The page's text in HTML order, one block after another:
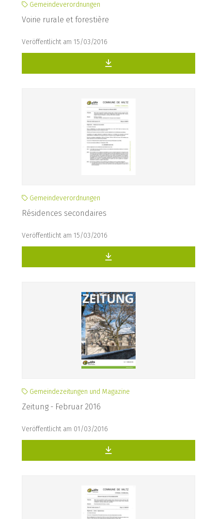
Gemeindeverordnungen
Voirie rurale et forestière
Veröffentlicht am 15/03/2016
Gemeindeverordnungen
Résidences secondaires
Veröffentlicht am 15/03/2016
Gemeindezeitungen und Magazine
Zeitung - Februar 2016
Veröffentlicht am 01/03/2016